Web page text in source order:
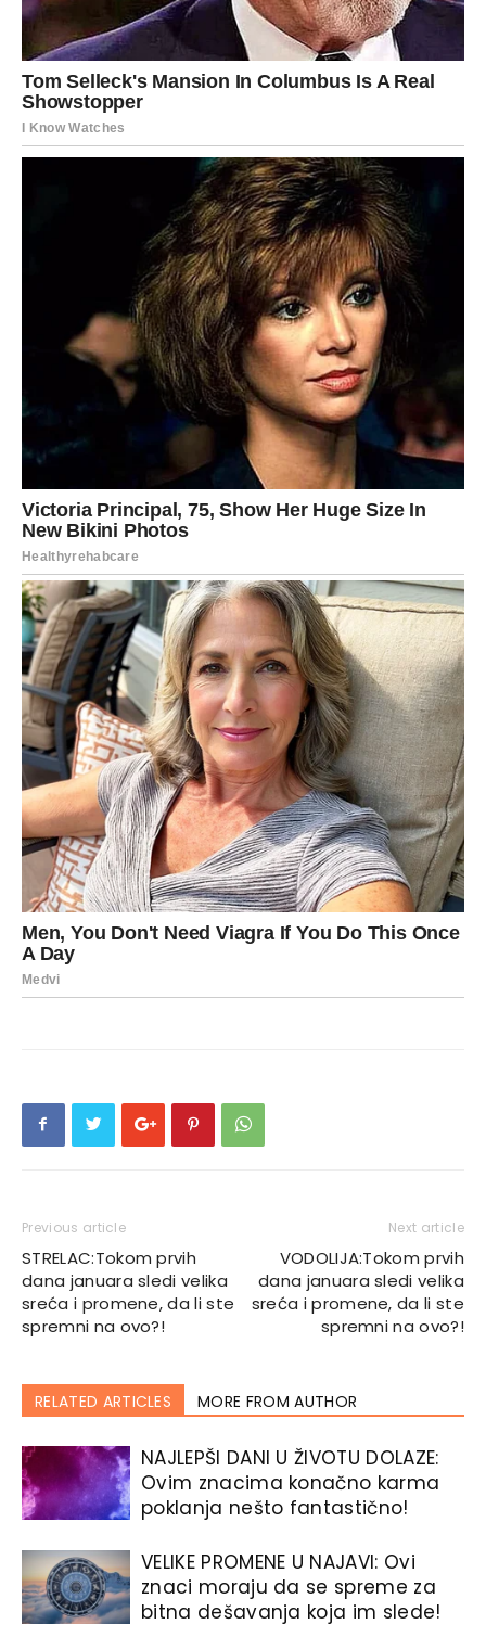
Previous article
STRELAC:Tokom prvih
dana januara sledi velika
sreća i promene, da li ste
spremni na ovo?!
Next article
VODOLIJA:Tokom prvih
dana januara sledi velika
sreća i promene, da li ste
spremni na ovo?!
RELATED ARTICLES MORE FROM AUTHOR
NAJLEPŠI DANI U ŽIVOTU DOLAZE:
Ovim znacima konačno karma
poklanja nešto fantastično!
VELIKE PROMENE U NAJAVI: Ovi
znaci moraju da se spreme za
bitna dešavanja koja im slede!